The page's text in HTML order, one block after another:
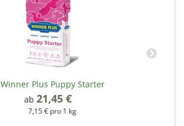
Winner Plus Puppy Starter
ab 21,45 €
7,15 € pro 1 kg